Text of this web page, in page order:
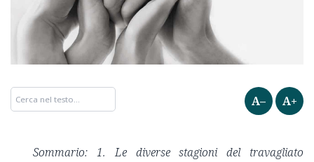
A– A+
Sommario: 1. Le diverse stagioni del travagliato